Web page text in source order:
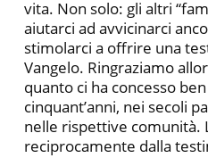
vita. Non solo: gli altri
aiutarci ad avvicinarci
stimolarci a offrire una
Vangelo. Ringraziamo
quanto ci ha concesso
cinquant’anni, nei secoli
nelle rispettive comunità.
reciprocamente dalla